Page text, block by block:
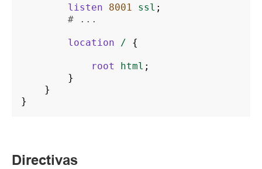
listen 8001 ssl ;
# ...
location / {
root html ;
}
}
}
Directivas